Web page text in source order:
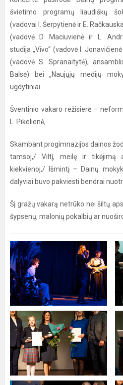
švietimo programų liaudiškų
(vadovai I. Šerpytienė ir E.
(vadovė D. Maciuvienė ir L.
studija „Vivo“ (vadovė I.
(vadovė S. Spranaitytė),
Balsė) bei „Naujųjų medijų
ugdytiniai.
Šventinio vakaro režisierė –
L. Pikelienė,
Skambant progimnazijos dainos
tamsoj,/ Viltį, meilę ir tikėjimą
kiekvienoj,/ Išmintį – Dainų
dalyviai buvo pakviesti bendrai
Šį gražų vakarą netrūko nei šiltų
šypsenų, malonių pokalbių ar